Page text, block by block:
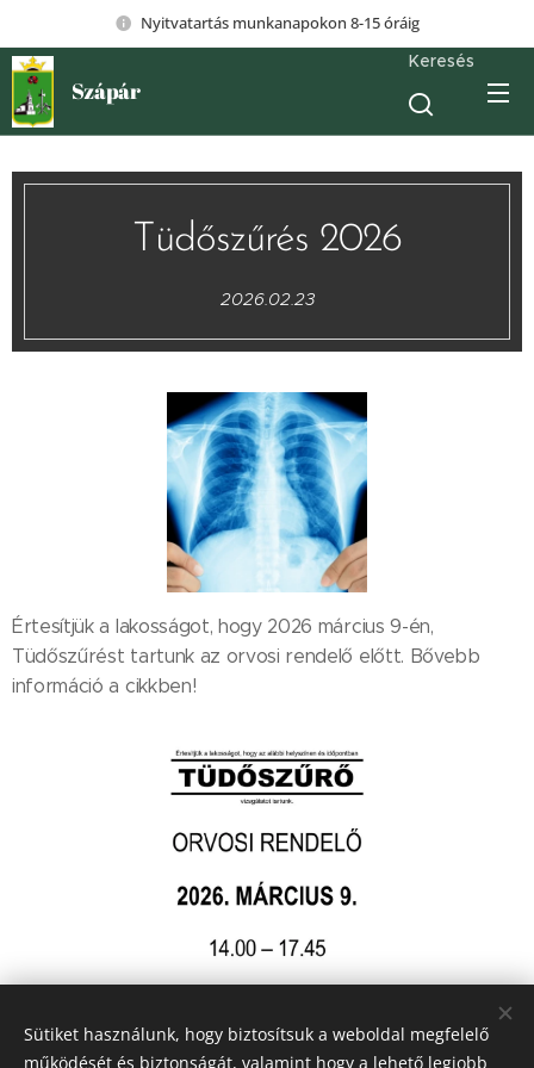
Nyitvatartás munkanapokon 8-15 óráig
Szápár
Keresés
Tüdőszűrés 2026
2026.02.23
Értesítjük a lakosságot, hogy 2026 március 9-én,
Tüdőszűrést tartunk az orvosi rendelő előtt. Bővebb
információ a cikkben!
Sütiket használunk, hogy biztosítsuk a weboldal megfelelő
működését és biztonságát, valamint hogy a lehető legjobb